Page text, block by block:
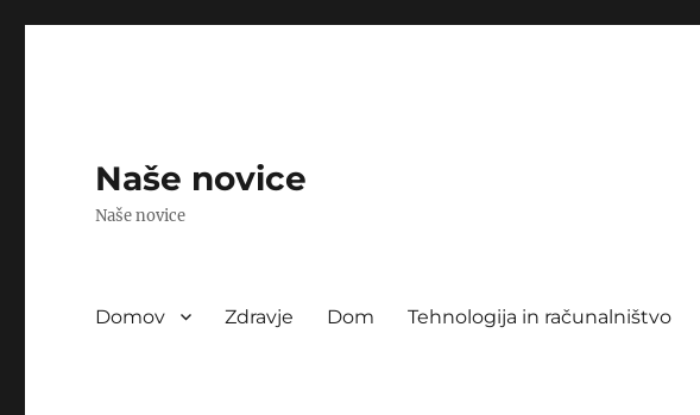
Naše novice
Naše novice
Domov Zdravje Dom Tehnologija in računalništvo